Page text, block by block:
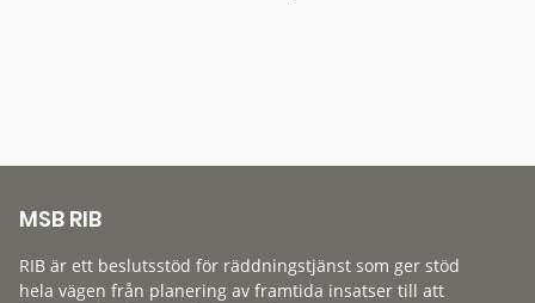
MSB RIB
RIB är ett beslutsstöd för räddningstjänst som ger stöd
hela vägen från planering av framtida insatser till att